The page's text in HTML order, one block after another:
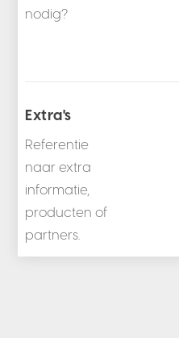
nodig?
Extra's
Referentie
naar extra
informatie,
producten of
partners.